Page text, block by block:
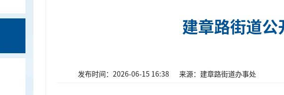
建章路街道公
发布时间：2026-06-15 16:38 来源：建章路街道办事处